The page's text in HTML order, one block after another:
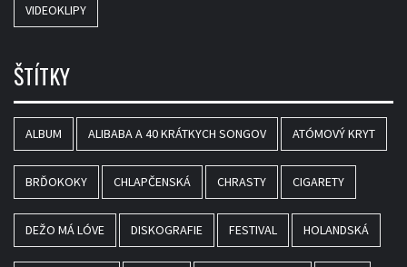
VIDEOKLIPY
ŠTÍTKY
ALBUM ALIBABA A 40 KRÁTKYCH SONGOV ATÓMOVÝ KRYT
BRĎOKOKY CHLAPČENSKÁ CHRASTY CIGARETY
DEŽO MÁ LÓVE DISKOGRAFIE FESTIVAL HOLANDSKÁ